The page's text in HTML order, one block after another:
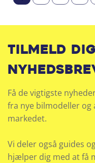
Tilmeld
Få de vigtigste
fra nye bilmodeller
markedet.
Vi deler også guides
hjælper dig med at få